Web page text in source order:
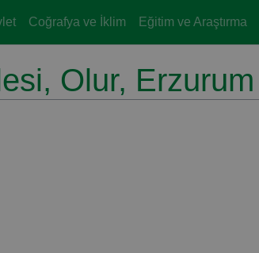
Coğrafya ve İklim Eğitim ve Araştırma
Olur, Erzurum